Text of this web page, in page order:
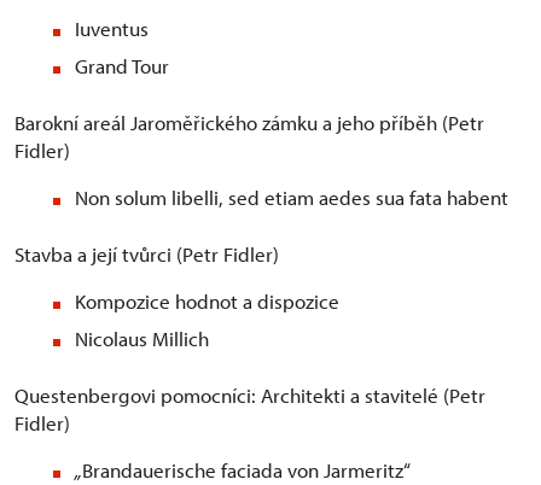
Iuventus
Grand Tour
Barokní areál Jaroměřického zámku a jeho příběh (Petr
Fidler)
Non solum libelli, sed etiam aedes sua fata habent
Stavba a její tvůrci (Petr Fidler)
Kompozice hodnot a dispozice
Nicolaus Millich
Questenbergovi pomocníci: Architekti a stavitelé (Petr
Fidler)
„Brandauerische faciada von Jarmeritz“